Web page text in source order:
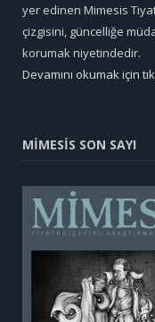
yer edinen Mimesis
çizgisini, güncelliğe
korumak niyetindedir.
Devamını okumak için
MİMESİS SON SAYI